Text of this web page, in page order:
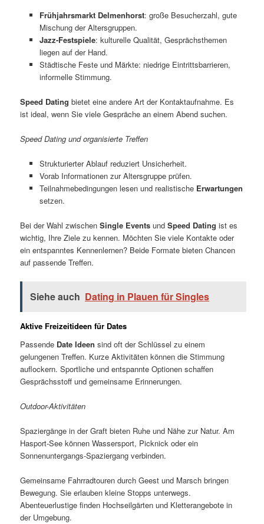
Frühjahrsmarkt Delmenhorst: große Besucherzahl, gute
Mischung der Altersgruppen.
Jazz-Festspiele: kulturelle Qualität, Gesprächsthemen
liegen auf der Hand.
Städtische Feste und Märkte: niedrige Eintrittsbarrieren,
informelle Stimmung.
Speed Dating bietet eine andere Art der Kontaktaufnahme. Es
ist ideal, wenn Sie viele Gespräche an einem Abend suchen.
Speed Dating und organisierte Treffen
Strukturierter Ablauf reduziert Unsicherheit.
Vorab Informationen zur Altersgruppe prüfen.
Teilnahmebedingungen lesen und realistische Erwartungen
setzen.
Bei der Wahl zwischenSingle Events undSpeed Dating ist es
wichtig, Ihre Ziele zu kennen. Möchten Sie viele Kontakte oder
ein entspanntes Kennenlernen? Beide Formate bieten Chancen
auf passende Treffen.
Siehe auch Dating in Plauen für Singles
Aktive Freizeitideen für Dates
Passende Date Ideen sind oft der Schlüssel zu einem
gelungenen Treffen. Kurze Aktivitäten können die Stimmung
auflockern. Sportliche und entspannte Optionen schaffen
Gesprächsstoff und gemeinsame Erinnerungen.
Outdoor-Aktivitäten
Spaziergänge in der Graft bieten Ruhe und Nähe zur Natur. Am
Hasport-See können Wassersport, Picknick oder ein
Sonnenuntergangs-Spaziergang verbinden.
Gemeinsame Fahrradtouren durch Geest und Marsch bringen
Bewegung. Sie erlauben kleine Stopps unterwegs.
Abenteuerlustige finden Hochseilgärten und Kletterangebote in
der Umgebung.